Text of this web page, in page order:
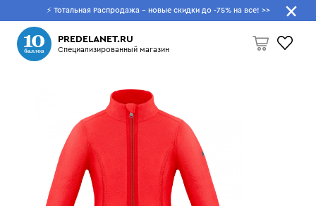
⚡ Тотальная Распродажа - новые скидки до -75% на все! >>
PREDELANET.RU
Специализированный магазин
Что будем искать?